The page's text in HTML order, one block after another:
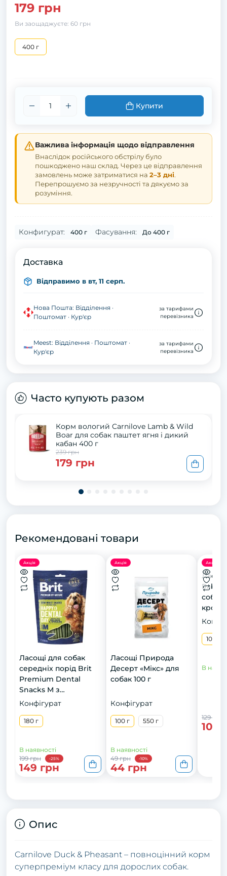
179 грн
Ви заощаджуєте: 60 грн
400 г
Купити
Важлива інформація щодо відправлення
Внаслідок російського обстрілу було
пошкоджено наш склад. Через це відправлення
замовлень може затриматися на 2–3 дні.
Перепрошуємо за незручності та дякуємо за
розуміння.
Конфигурат: 400 г Фасування: До 400 г
Доставка
Відправимо в вт, 11 серп.
Нова Пошта: Відділення ·
Поштомат · Кур'єр
за тарифами
перевізника
Meest: Відділення · Поштомат ·
Кур'єр
за тарифами
перевізника
Часто купують разом
Корм вологий Carnilove Lamb & Wild
Boar для собак паштет ягня і дикий
кабан 400 г
239 грн
179 грн
Рекомендовані товари
Акція
Ласощі для cобак
середніх порід Brit
Premium Dental
Snacks M з
колагеном і
Конфігурат
180 г
В наявності
199 грн
-25%
149 грн
Акція
Ласощі Природа
Десерт «Мікс» для
собак 100 г
Конфігурат
100 г 550 г
В наявності
49 грн
-10%
44 грн
Акція
собак
100 г
В
129 грн
109
Опис
Carnilove Duck & Pheasant – повноцінний корм
суперпреміум класу для дорослих собак.